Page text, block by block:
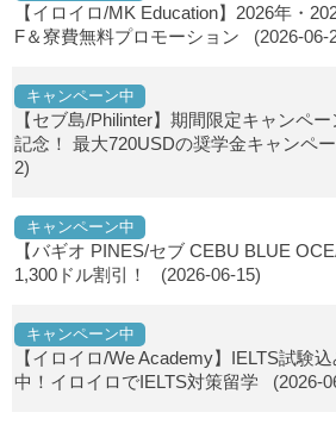
【イロイロ/MK Education】2026年・
F＆寮費無料プロモーション (2026-06-
キャンペーン中
【セブ島/Philinter】期間限定キャンペ
記念！ 最大720USDの奨学金キャンペ
2)
キャンペーン中
【バギオ PINES/セブ CEBU BLUE
1,300ドル割引！
(2026-06-15)
キャンペーン中
【イロイロ/We Academy】IELTS試験
中！イロイロでIELTS対策留学 (2026-